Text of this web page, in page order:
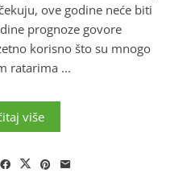
ove godine neće biti
prognoze govore
korisno što su mnogo
ratarima ...
više